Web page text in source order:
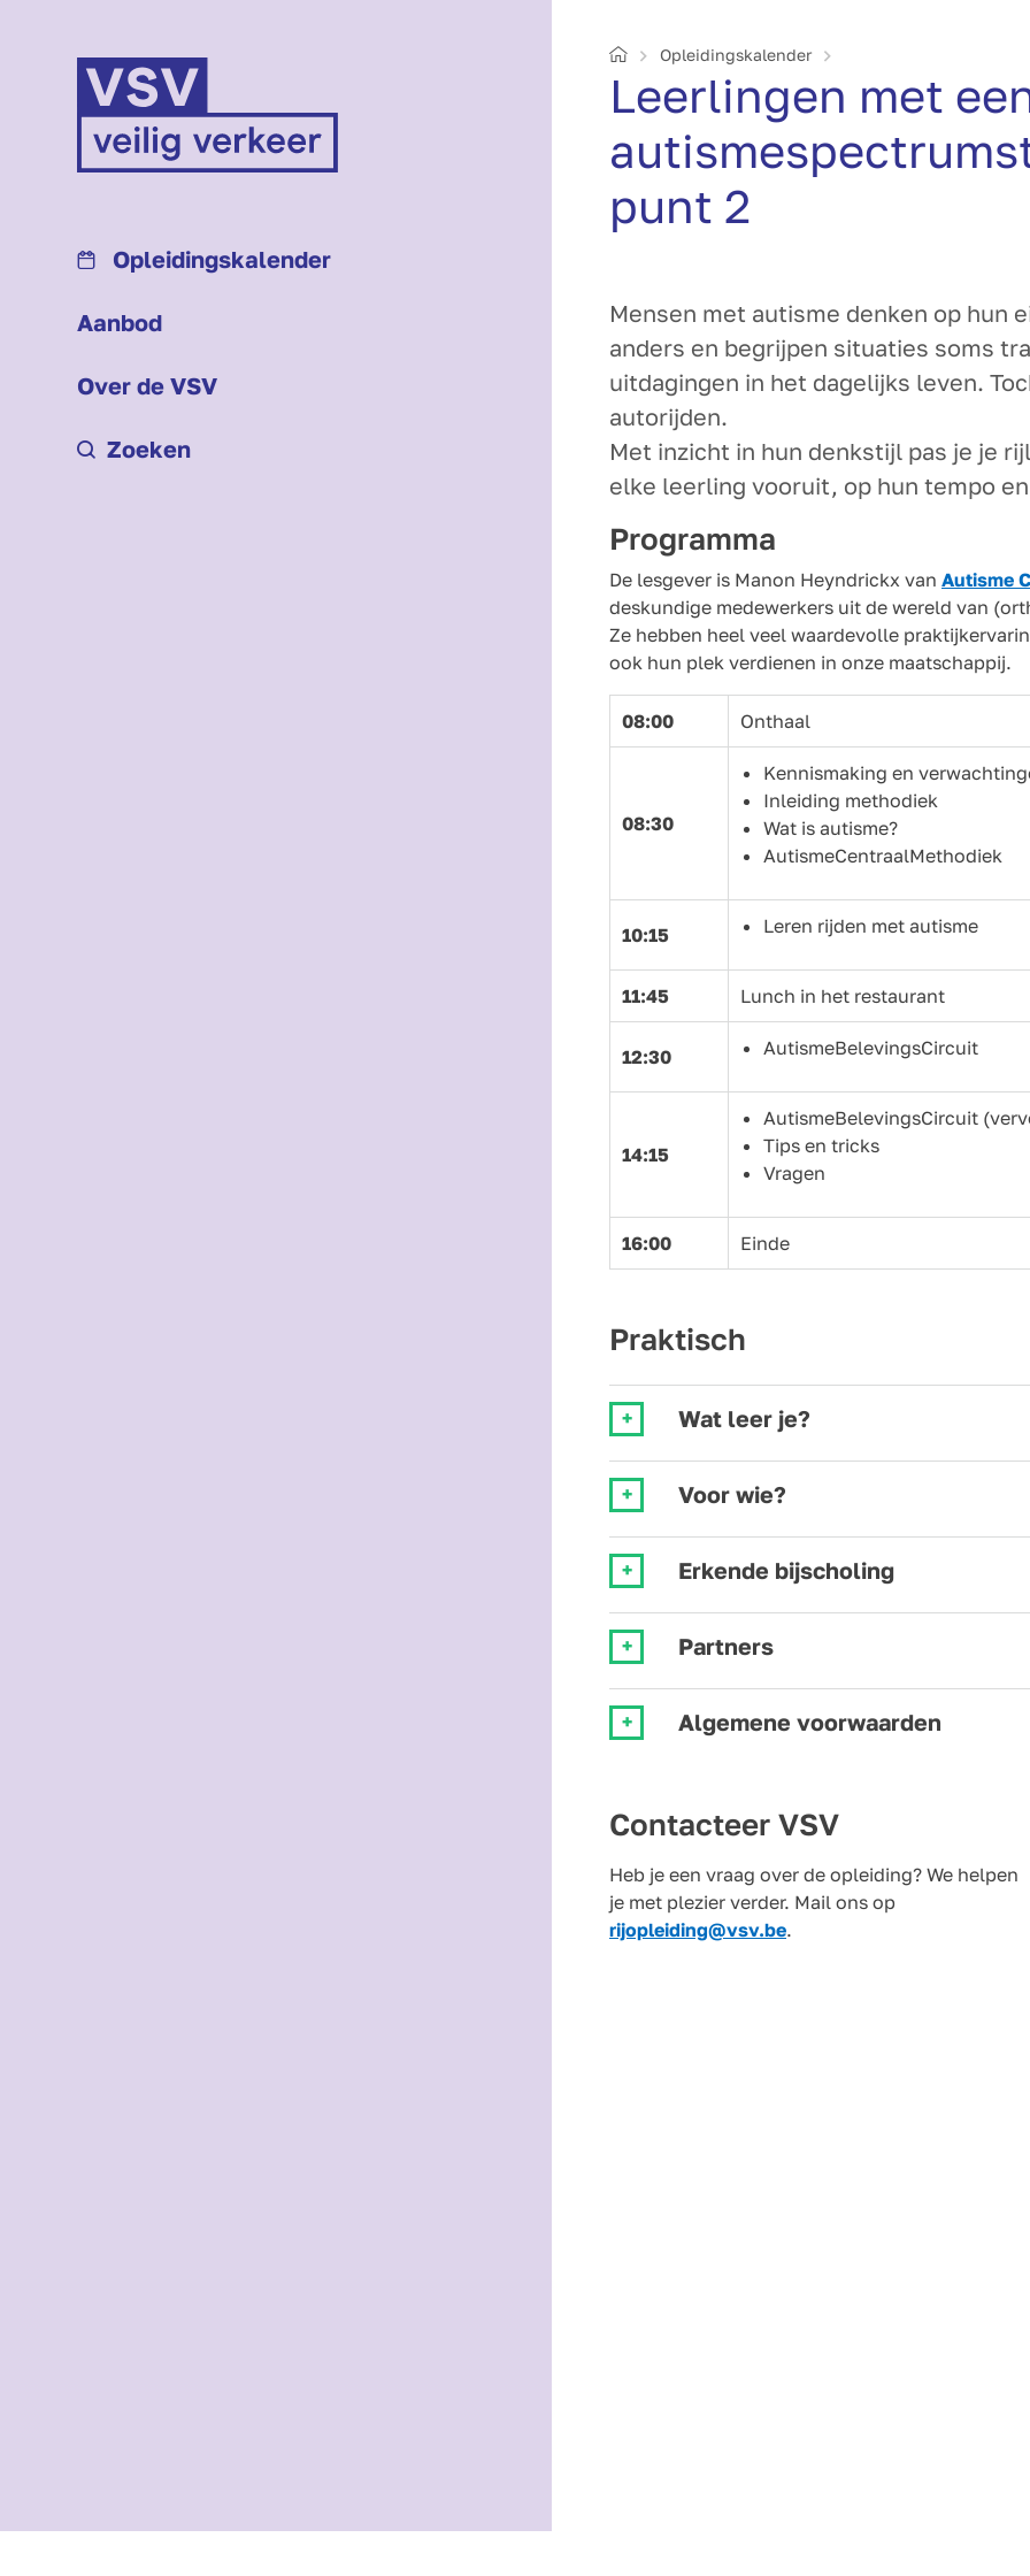
Opleidings­kalender
Aanbod
Over de VSV
Zoeken
HomeOpleidings­kalender
Leerlingen met
punt 2
Mensen met autisme denken op hun
anders en begrijpen situaties soms
uitdagingen in het dagelijks leven.
autorijden.
Met inzicht in hun denkstijl pas je je
elke leerling vooruit, op hun tempo
Programma
De lesgever is Manon Heyndrickx van Autisme
deskundige medewerkers uit de wereld van
Ze hebben heel veel waardevolle
ook hun plek verdienen in onze maatschappij.
08:00 Onthaal
08:30
Kennismaking en
Inleiding methodiek
Wat is autisme?
AutismeCentraalMethodiek
10:15 Leren rijden met autisme
11:45 Lunch in het restaurant
12:30 AutismeBelevingsCircuit
14:15
AutismeBelevingsCircuit
Tips en tricks
Vragen
16:00 Einde
Praktisch
Wat leer je?
Voor wie?
Erkende bijscholing
Partners
Algemene voorwaarden
Contacteer VSV
Heb je een vraag over de opleiding? We helpen
je met plezier verder. Mail ons op
rijopleiding@vsv.be.